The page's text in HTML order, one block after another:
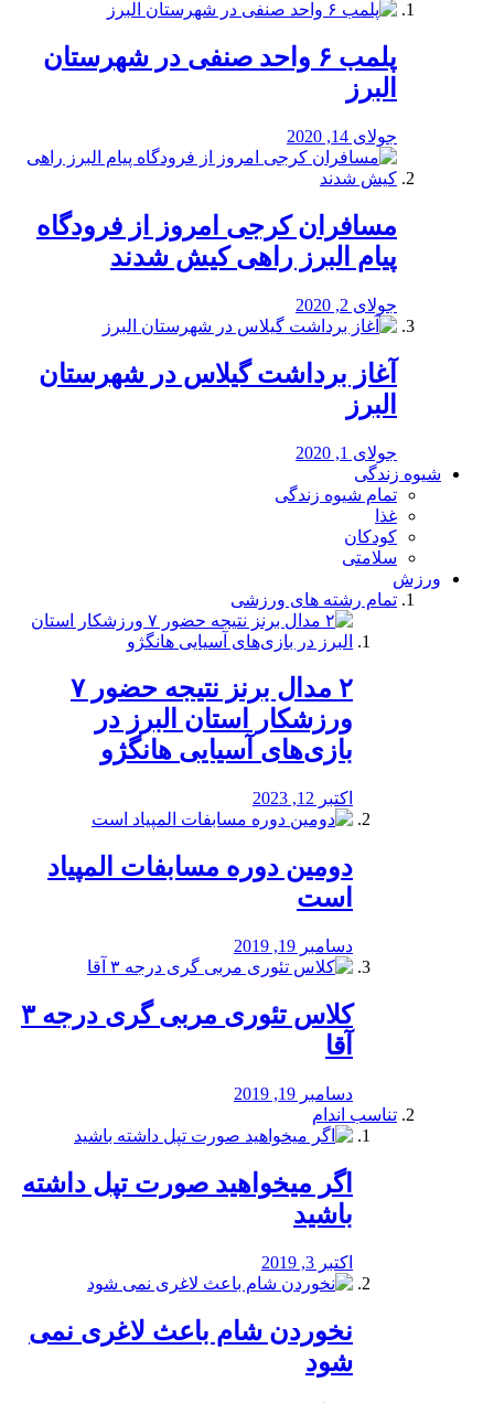
پلمب ۶ واحد صنفی در شهرستان
البرز
جولای 14, 2020
مسافران کرجی امروز از فرودگاه
پیام البرز راهی کیش شدند
جولای 2, 2020
آغاز برداشت گیلاس در شهرستان
البرز
جولای 1, 2020
شیوه زندگی
تمام شیوه زندگی
غذا
کودکان
سلامتی
ورزش
تمام رشته های ورزشی
۲ مدال برنز نتیجه حضور ۷
ورزشکار استان البرز در
بازی‌های آسیایی هانگژو
اکتبر 12, 2023
دومین دوره مسابفات المپیاد
است
دسامبر 19, 2019
کلاس تئوری مربی گری درجه ۳
آقا
دسامبر 19, 2019
تناسب اندام
اگر میخواهید صورت تپل داشته
باشید
اکتبر 3, 2019
نخوردن شام باعث لاغری نمی
‌شود